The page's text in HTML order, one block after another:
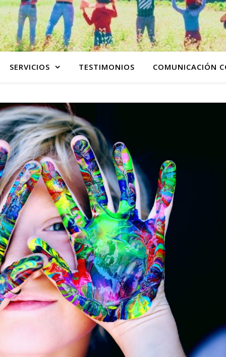
SERVICIOS TESTIMONIOS COMUNICACIÓN